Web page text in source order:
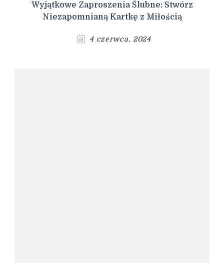
Wyjątkowe Zaproszenia Ślubne: Stwórz
Niezapomnianą Kartkę z Miłością
4 czerwca, 2024